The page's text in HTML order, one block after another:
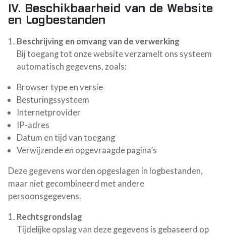
IV. Beschikbaarheid van de Website
en Logbestanden
Beschrijving en omvang van de verwerking
Bij toegang tot onze website verzamelt ons systeem
automatisch gegevens, zoals:
Browser type en versie
Besturingssysteem
Internetprovider
IP-adres
Datum en tijd van toegang
Verwijzende en opgevraagde pagina’s
Deze gegevens worden opgeslagen in logbestanden,
maar niet gecombineerd met andere
persoonsgegevens.
Rechtsgrondslag
Tijdelijke opslag van deze gegevens is gebaseerd op